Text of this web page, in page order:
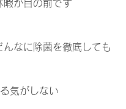
暇が目の前です
んなに除菌を徹底しても
気がしない